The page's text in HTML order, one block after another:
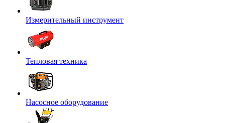
Измерительный инструмент
Тепловая техника
Насосное оборудование